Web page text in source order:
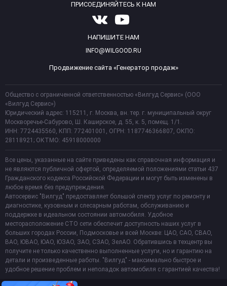
ПРИСОЕДИНЯЙТЕСЬ К НАМ
НАПИШИТЕ НАМ
INFO@WILGOOD.RU
Продвижение сайта «Генератор продаж»
Общество с ограниченной ответственностью «Вилгуд Сервис» (ООО
«Вилгуд Сервис»)
Юридический адрес: 115211, г. Москва, вн. тер. г. муниципальный округ
Москворечье-Сабурово, Ш. Каширское, д. 55, к. 5, помещ. 1/1.
ИНН: 7724435560, КПП: 772401001, ОГРН: 1187746366807, ОКПО:
28118921; ОКТМО: 45918000000
Все цены, указанные на сайте приведены как справочная информация и
не являются публичной офертой, определяемой положениями статьи 437
Гражданского кодекса Российской Федерации и могут быть изменены в
любое время без предупреждения.
Автосервис "Вилгуд" предоставляет большой спектр услуг по ремонту и
диагностике, кузовным и слесарным работам, обслуживанию и
поддержке в идеальном состоянии автомобиля. Удобное
месторасположение СТО сети обеспечит доступность наших услуг в
больших городах России, Подмосковье и всей Москве: ЦАО, САО, СВАО,
ВАО, ЮВАО, ЮАО, ЮЗАО, ЗАО, СЗАО, ЗелАО. Обратившись в техцентр вы
получите не только качественно выполненные услуги, но и гарантию на
детали и произведенные работы. "Вилгуд" - максимально быстрое и
удобное решение проблем и неполадок автомобиля с гарантией качества!